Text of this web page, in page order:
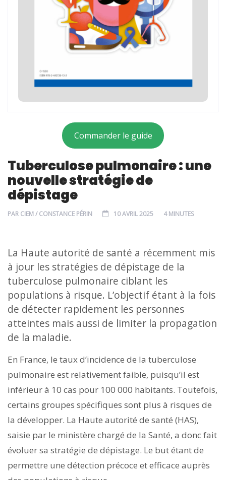
Commander le guide
Tuberculose pulmonaire : une
nouvelle stratégie de
dépistage
PAR CIEM / CONSTANCE PÉRIN 10 AVRIL 2025 4 MINUTES
La Haute autorité de santé a récemment mis
à jour les stratégies de dépistage de la
tuberculose pulmonaire ciblant les
populations à risque. L’objectif étant à la fois
de détecter rapidement les personnes
atteintes mais aussi de limiter la propagation
de la maladie.
En France, le taux d’incidence de la tuberculose
pulmonaire est relativement faible, puisqu’il est
inférieur à 10 cas pour 100 000 habitants. Toutefois,
certains groupes spécifiques sont plus à risques de
la développer. La Haute autorité de santé (HAS),
saisie par le ministère chargé de la Santé, a donc fait
évoluer sa stratégie de dépistage. Le but étant de
permettre une détection précoce et efficace auprès